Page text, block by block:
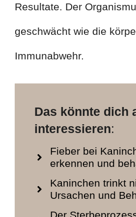
Resultate. Der
geschwächt wie die
Immunabwehr.
Das könnte dich
interessieren:
Fieber bei
erkennen und
Kaninchen trinkt
Ursachen und